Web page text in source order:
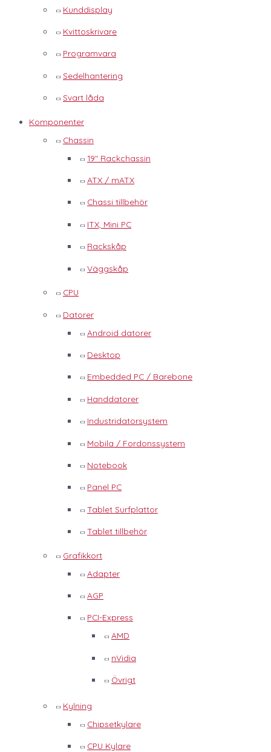
Kunddisplay
Kvittoskrivare
Programvara
Sedelhantering
Svart låda
Komponenter
Chassin
19" Rackchassin
ATX / mATX
Chassi tillbehör
ITX, Mini PC
Rackskåp
Väggskåp
CPU
Datorer
Android datorer
Desktop
Embedded PC / Barebone
Handdatorer
Industridatorsystem
Mobila / Fordonssystem
Notebook
Panel PC
Tablet Surfplattor
Tablet tillbehör
Grafikkort
Adapter
AGP
PCI-Express
AMD
nVidia
Övrigt
Kylning
Chipsetkylare
CPU Kylare